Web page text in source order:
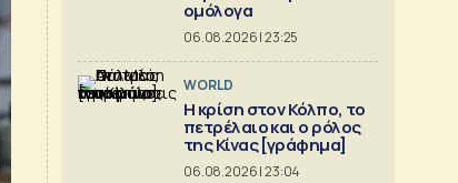
ομόλογα
06.08.2026 | 23:25
WORLD
Η κρίση στoν Κόλπο, το
πετρέλαιο και ο ρόλος
της Κίνας [γράφημα]
06.08.2026 | 23:04